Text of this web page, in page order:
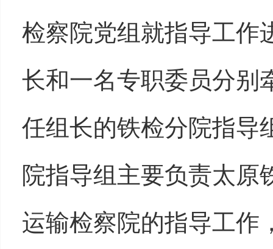
检察院党组就指导工作
长和一名专职委员分别
任组长的铁检分院指导
院指导组主要负责太原
运输检察院的指导工作